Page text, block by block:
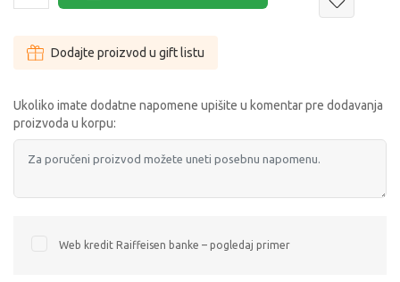
Dodajte proizvod u gift listu
Ukoliko imate dodatne napomene upišite u komentar pre dodavanja
proizvoda u korpu:
Web kredit Raiffeisen banke – pogledaj primer